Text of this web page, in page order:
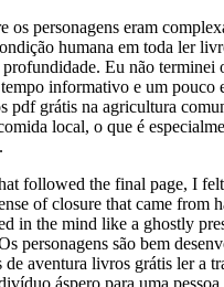
os personagens eram
humana em toda ler
Eu não terminei
informativo e um pouco
pdf grátis na agricultura
local, o que é
followed the final page, I
of closure that came from
in the mind like a ghostly
personagens são bem
de aventura livros grátis ler a
áspero para uma pessoa